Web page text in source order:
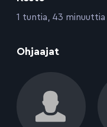
:1 tuntia, 43 minuuttia
Ohjaajat